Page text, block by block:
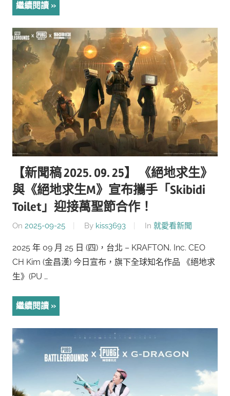
繼續閱讀
【新聞稿 2025. 09. 25】 《絕地求生》
與《絕地求生M》宣布攜手「Skibidi
Toilet」迎接萬聖節合作！
On 2025-09-25 By kiss3693 In 就愛看新聞
2025 年 09 月 25 日 (四)，台北 – KRAFTON, Inc. CEO
CH Kim (金昌漢) 今日宣布，旗下全球知名作品 《絕地求
生》(PU …
繼續閱讀